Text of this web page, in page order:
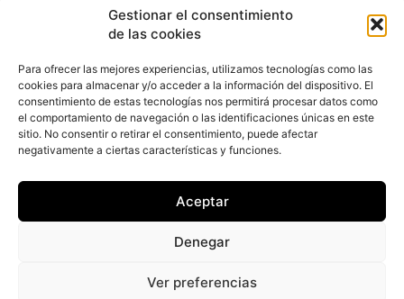
Gestionar el consentimiento
de las cookies
Para ofrecer las mejores experiencias, utilizamos tecnologías como las
cookies para almacenar y/o acceder a la información del dispositivo. El
consentimiento de estas tecnologías nos permitirá procesar datos como
el comportamiento de navegación o las identificaciones únicas en este
sitio. No consentir o retirar el consentimiento, puede afectar
negativamente a ciertas características y funciones.
Aceptar
Denegar
Ver preferencias
Descargar último ejemplar
ir a hemeroteca
+ Contenido en redes sociales
automóviles - C/ Fernández de la Hoz 70, 1ºB - 28003 - Madrid
fleetpeople@fleetpeople.es